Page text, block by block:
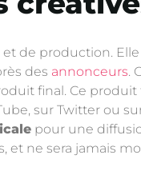
de production.
des annonceurs.
final. Ce
sur Twitter ou
pour une
et ne sera jamais